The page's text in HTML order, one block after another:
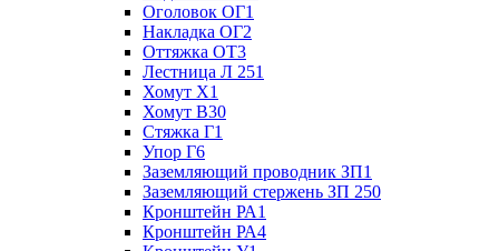
Оголовок ОГ1
Накладка ОГ2
Оттяжка ОТ3
Лестница Л 251
Хомут Х1
Хомут В30
Стяжка Г1
Упор Г6
Заземляющий проводник ЗП1
Заземляющий стержень ЗП 250
Кронштейн РА1
Кронштейн РА4